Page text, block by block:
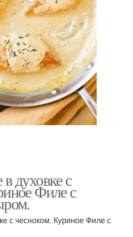
духовке с
Филе с
с чесноком. Куриное Филе с